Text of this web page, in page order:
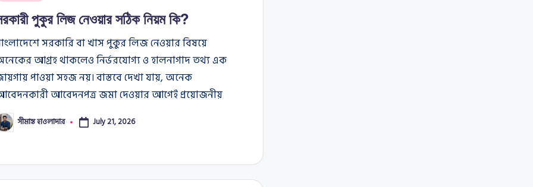
পুকুর লিজ নেওয়ার সঠিক নিয়ম কি?
সরকারি বা খাস পুকুর লিজ নেওয়ার বিষয়ে
আগ্রহ থাকলেও নির্ভরযোগ্য ও হালনাগাদ তথ্য এক
পাওয়া সহজ নয়। বাস্তবে দেখা যায়, অনেক
আবেদনপত্র জমা দেওয়ার আগেই প্রয়োজনীয়
সীমান্ত হাওলাদার July 21, 2026